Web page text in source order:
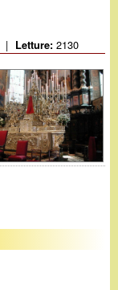
| Letture:2130